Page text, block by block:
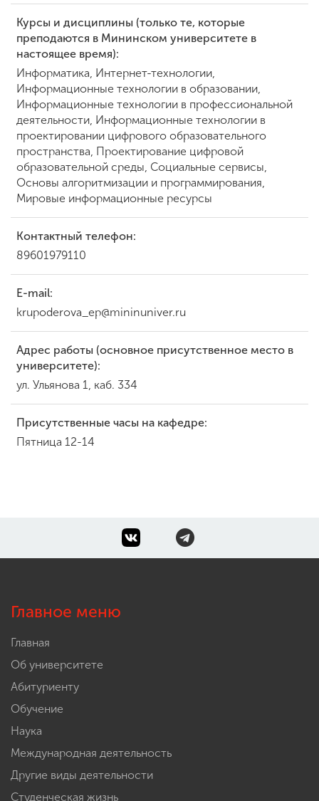
Курсы и дисциплины (только те, которые
преподаются в Мининском университете в
настоящее время):
Информатика, Интернет-технологии,
Информационные технологии в образовании,
Информационные технологии в профессиональной
деятельности, Информационные технологии в
проектировании цифрового образовательного
пространства, Проектирование цифровой
образовательной среды, Социальные сервисы,
Основы алгоритмизации и программирования,
Мировые информационные ресурсы
Контактный телефон:
89601979110
E-mail:
krupoderova_ep@mininuniver.ru
Адрес работы (основное присутственное место в
университете):
ул. Ульянова 1, каб. 334
Присутственные часы на кафедре:
Пятница 12-14
Главное меню
Главная
Об университете
Абитуриенту
Обучение
Наука
Международная деятельность
Другие виды деятельности
Студенческая жизнь